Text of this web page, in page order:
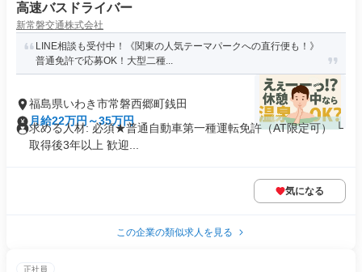
高速バスドライバー
新常磐交通株式会社
LINE相談も受付中！《関東の人気テーマパークへの直行便も！》
普通免許で応募OK！大型二種...
福島県いわき市常磐西郷町銭田
月給22万円～35万円
求める人材: 必須★普通自動車第一種運転免許（AT限定可） └
取得後3年以上 歓迎...
気になる
この企業の類似求人を見る
正社員